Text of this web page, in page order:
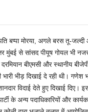
बप्पा मोरया, अगले बरस तू-
मुंबई से सांसद पीयूष गोयल भी
दरमियान बीएमसी और स्थानीय
भीड़ दिखाई दे रही थी। गणेश
विदाई देते हुए दिखाई
के अन्य पदाधिकारियों और